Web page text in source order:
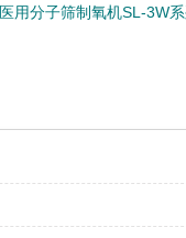
医用分子筛制氧机SL-3W